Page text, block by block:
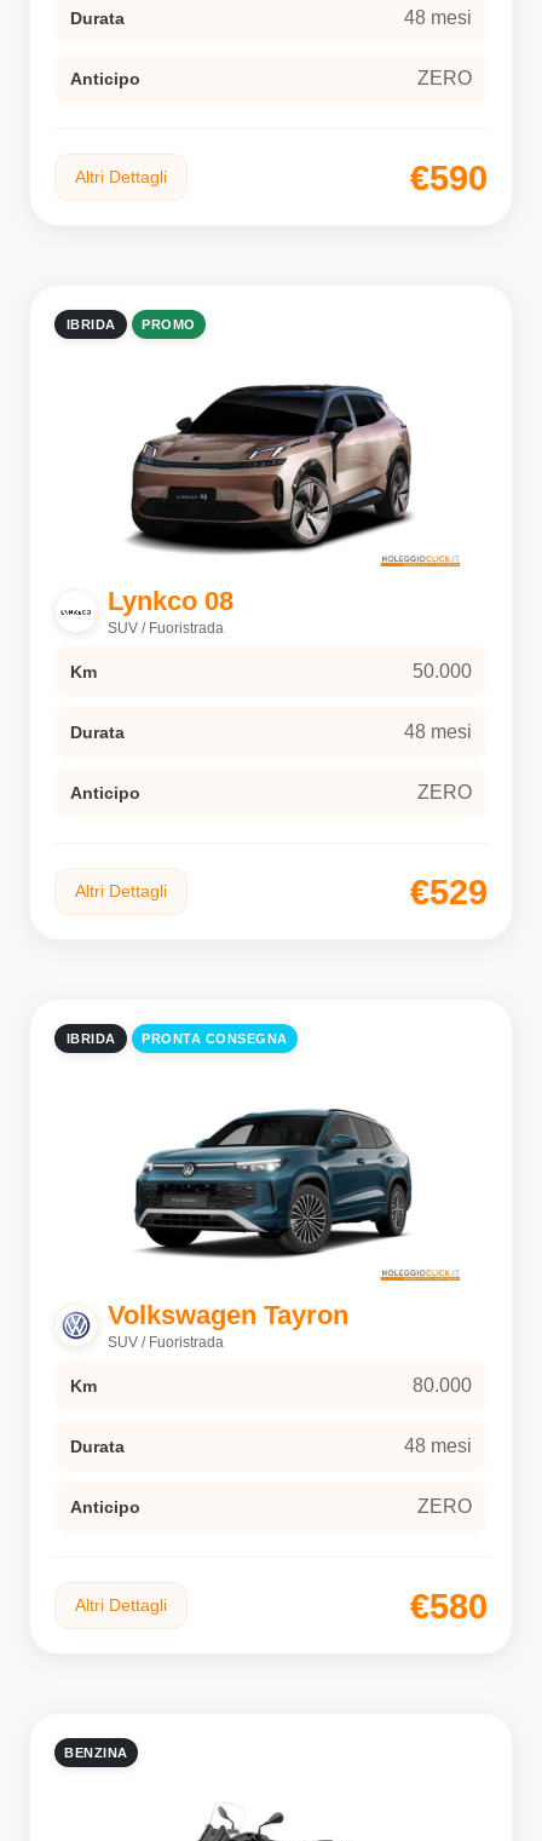
Durata 48 mesi
Anticipo ZERO
Altri Dettagli €590
IBRIDA PROMO
Lynkco 08
SUV / Fuoristrada
Km 50.000
Durata 48 mesi
Anticipo ZERO
Altri Dettagli €529
IBRIDA PRONTA CONSEGNA
Volkswagen Tayron
SUV / Fuoristrada
Km 80.000
Durata 48 mesi
Anticipo ZERO
Altri Dettagli €580
BENZINA